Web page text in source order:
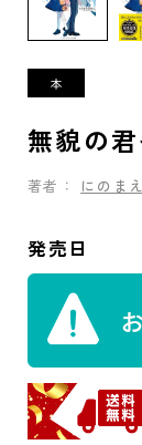
無貌の
著者： にのま
発売日